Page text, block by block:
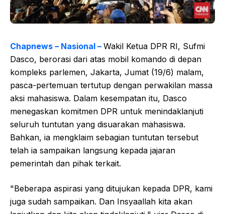
Chapnews – Nasional – Wakil Ketua DPR RI, Sufmi
Dasco, berorasi dari atas mobil komando di depan
kompleks parlemen, Jakarta, Jumat (19/6) malam,
pasca-pertemuan tertutup dengan perwakilan massa
aksi mahasiswa. Dalam kesempatan itu, Dasco
menegaskan komitmen DPR untuk menindaklanjuti
seluruh tuntutan yang disuarakan mahasiswa.
Bahkan, ia mengklaim sebagian tuntutan tersebut
telah ia sampaikan langsung kepada jajaran
pemerintah dan pihak terkait.
"Beberapa aspirasi yang ditujukan kepada DPR, kami
juga sudah sampaikan. Dan Insyaallah kita akan